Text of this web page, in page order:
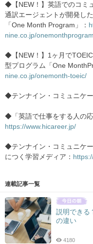
◆【NEW！】英語でのコミ
通訳エージェントが開発し
「One Month Program」：
nine.co.jp/
◆【NEW！】1ヶ月で
型プログラム「One
nine.co.jp/onemonth-toeic/
◆テンナイン・コミュニケー
◆「英語で仕事をする人の
https://www.hicareer.jp/
◆テンナイン・コミュニケ
につく学習メディア：
連載記事一覧
説明できる
の違い
4180